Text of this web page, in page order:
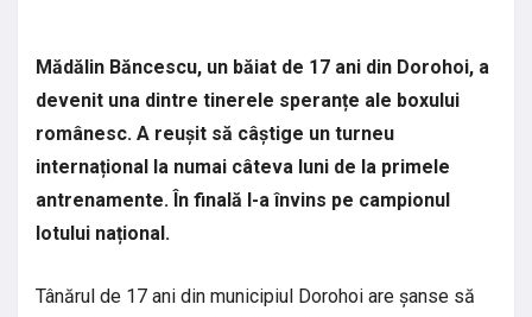
Mădălin Băncescu, un băiat de 17 ani din Dorohoi, a
devenit una dintre tinerele speranțe ale boxului
românesc. A reușit să câștige un turneu
internațional la numai câteva luni de la primele
antrenamente. În finală l-a învins pe campionul
lotului național.
Tânărul de 17 ani din municipiul Dorohoi are șanse să